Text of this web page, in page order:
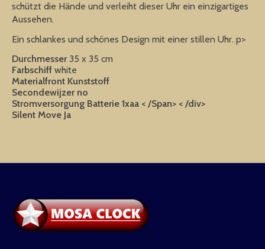
schützt die Hände und verleiht dieser Uhr ein einzigartiges
Aussehen.
Ein schlankes und schönes Design mit einer stillen Uhr. p>
Durchmesser35 x 35 cm
Farbschiff white
Materialfront Kunststoff
Secondewijzer no
Stromversorgung Batterie 1xaa < /Span> < /div>
Silent Move Ja